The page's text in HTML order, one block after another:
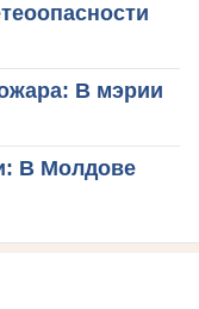
В мэрии
В Молдове